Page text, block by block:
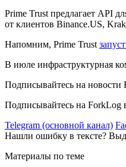
Prime Trust предлагает API
от клиентов Binance.US,
Напомним, Prime Trust
В июле инфраструктурная
Подписывайтесь на новости
Подписывайтесь на ForkLog
Telegram (основной канал)
Нашли ошибку в тексте?
Материалы по теме